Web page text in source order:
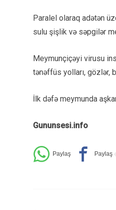
Paralel olaraq adətən
sulu şişlik və səpgilər
Meymunçiçəyi virusu
tənəffüs yolları, gözlər,
İlk dəfə meymunda
Gununsesi.info